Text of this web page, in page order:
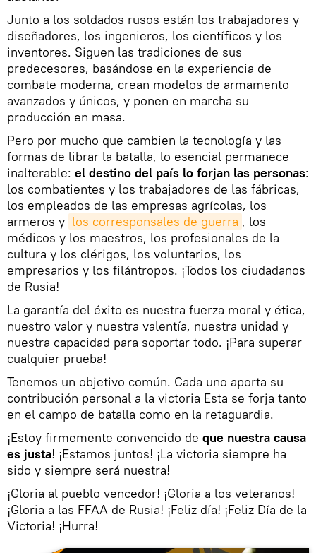
Junto a los soldados rusos están los trabajadores y
diseñadores, los ingenieros, los científicos y los
inventores. Siguen las tradiciones de sus
predecesores, basándose en la experiencia de
combate moderna, crean modelos de armamento
avanzados y únicos, y ponen en marcha su
producción en masa.
Pero por mucho que cambien la tecnología y las
formas de librar la batalla, lo esencial permanece
inalterable: el destino del país lo forjan las personas:
los combatientes y los trabajadores de las fábricas,
los empleados de las empresas agrícolas, los
armeros y los corresponsales de guerra , los
médicos y los maestros, los profesionales de la
cultura y los clérigos, los voluntarios, los
empresarios y los filántropos. ¡Todos los ciudadanos
de Rusia!
La garantía del éxito es nuestra fuerza moral y ética,
nuestro valor y nuestra valentía, nuestra unidad y
nuestra capacidad para soportar todo. ¡Para superar
cualquier prueba!
Tenemos un objetivo común. Cada uno aporta su
contribución personal a la victoria Esta se forja tanto
en el campo de batalla como en la retaguardia.
¡Estoy firmemente convencido de que nuestra causa
es justa! ¡Estamos juntos! ¡La victoria siempre ha
sido y siempre será nuestra!
¡Gloria al pueblo vencedor! ¡Gloria a los veteranos!
¡Gloria a las FFAA de Rusia! ¡Feliz día! ¡Feliz Día de la
Victoria! ¡Hurra!